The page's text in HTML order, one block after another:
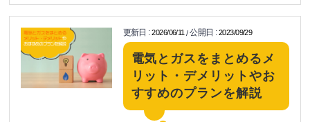
更新日 :2026/06/11/公開日 :2023/09/29
電気とガスをまとめるメ
リット・デメリットやお
すすめのプランを解説